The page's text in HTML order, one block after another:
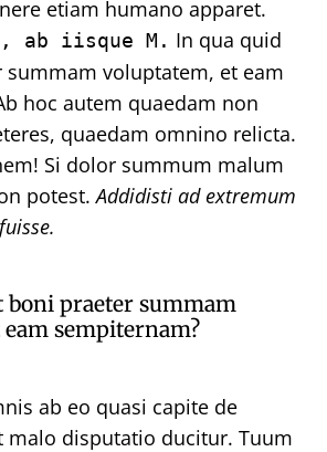
etiam humano apparet.
ab iisque M. In qua quid
summam voluptatem, et eam
hoc autem quaedam non
quaedam omnino relicta.
Si dolor summum malum
potest.Addidisti ad extremum
boni praeter summam
sempiternam?
ab eo quasi capite de
malo disputatio ducitur. Tuum